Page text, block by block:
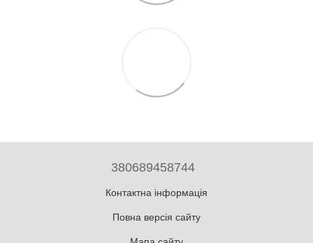
380689458744
Контактна інформація
Повна версія сайту